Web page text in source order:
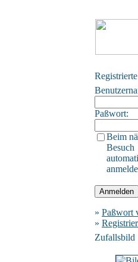
Paßwort:
Beim
Besuch
» Paßwort
»
Zufallsbild